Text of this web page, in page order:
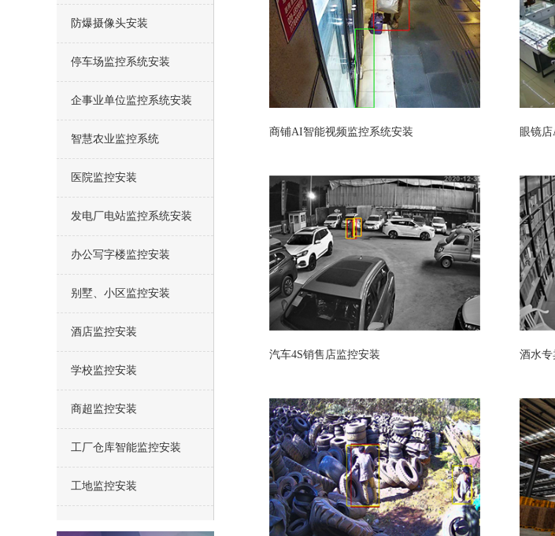
防爆摄像头安装
停车场监控系统安装
企事业单位监控系统安装
智慧农业监控系统
医院监控安装
发电厂电站监控系统安装
办公写字楼监控安装
别墅、小区监控安装
酒店监控安装
学校监控安装
商超监控安装
工厂仓库智能监控安装
工地监控安装
商铺AI智能视频监控系统安装 眼镜
汽车4S销售店监控安装 酒水专